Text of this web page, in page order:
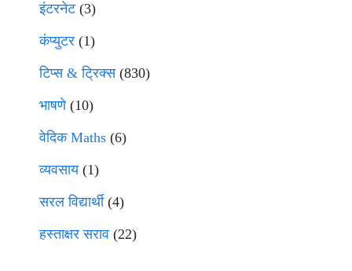
इंटरनेट(3)
कंप्युटर (1)
टिप्स & ट्रिक्स(830)
भाषणे(10)
वेदिक Maths (6)
व्यवसाय(1)
सरल विद्यार्थी(4)
हस्ताक्षर सराव (22)